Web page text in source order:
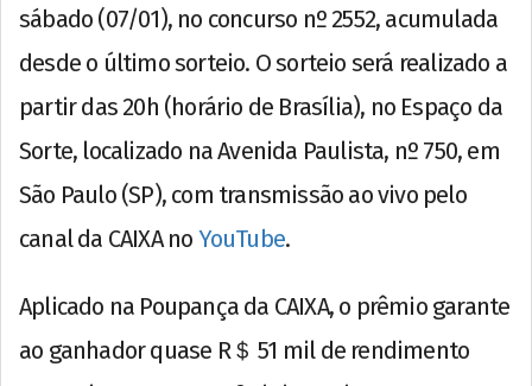
sábado (07/01), no concurso nº 2552, acumulada
desde o último sorteio. O sorteio será realizado a
partir das 20h (horário de Brasília), no Espaço da
Sorte, localizado na Avenida Paulista, nº 750, em
São Paulo (SP), com transmissão ao vivo pelo
canal da CAIXA no YouTube.
Aplicado na Poupança da CAIXA, o prêmio garante
ao ganhador quase R＄ 51 mil de rendimento